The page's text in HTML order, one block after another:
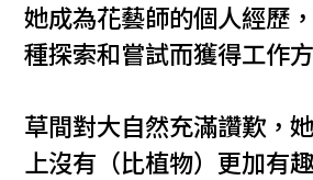
她成為花藝師的個人經歷
種探索和嘗試而獲得工作
草間對大自然充滿讚歎，
上沒有（比植物）更加有